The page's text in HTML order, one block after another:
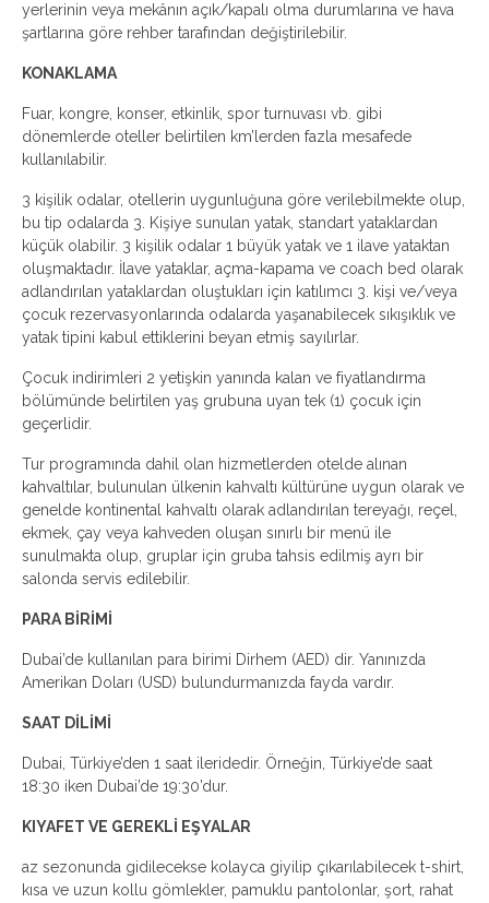
yerlerinin veya mekânın açık/kapalı olma durumlarına ve hava
şartlarına göre rehber tarafından değiştirilebilir.
KONAKLAMA
Fuar, kongre, konser, etkinlik, spor turnuvası vb. gibi
dönemlerde oteller belirtilen km’lerden fazla mesafede
kullanılabilir.
3 kişilik odalar, otellerin uygunluğuna göre verilebilmekte olup,
bu tip odalarda 3. Kişiye sunulan yatak, standart yataklardan
küçük olabilir. 3 kişilik odalar 1 büyük yatak ve 1 ilave yataktan
oluşmaktadır. İlave yataklar, açma-kapama ve coach bed olarak
adlandırılan yataklardan oluştukları için katılımcı 3. kişi ve/veya
çocuk rezervasyonlarında odalarda yaşanabilecek sıkışıklık ve
yatak tipini kabul ettiklerini beyan etmiş sayılırlar.
Çocuk indirimleri 2 yetişkin yanında kalan ve fiyatlandırma
bölümünde belirtilen yaş grubuna uyan tek (1) çocuk için
geçerlidir.
Tur programında dahil olan hizmetlerden otelde alınan
kahvaltılar, bulunulan ülkenin kahvaltı kültürüne uygun olarak ve
genelde kontinental kahvaltı olarak adlandırılan tereyağı, reçel,
ekmek, çay veya kahveden oluşan sınırlı bir menü ile
sunulmakta olup, gruplar için gruba tahsis edilmiş ayrı bir
salonda servis edilebilir.
PARA BİRİMİ
Dubai’de kullanılan para birimi Dirhem (AED) dir. Yanınızda
Amerikan Doları (USD) bulundurmanızda fayda vardır.
SAAT DİLİMİ
Dubai, Türkiye’den 1 saat ileridedir. Örneğin, Türkiye’de saat
18:30 iken Dubai’de 19:30’dur.
KIYAFET VE GEREKLİ EŞYALAR
az sezonunda gidilecekse kolayca giyilip çıkarılabilecek t-shirt,
kısa ve uzun kollu gömlekler, pamuklu pantolonlar, şort, rahat